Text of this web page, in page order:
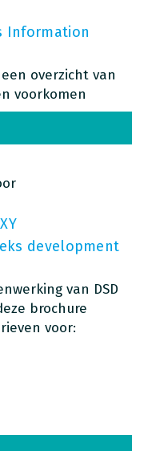
Information
overzicht van
voorkomen
development
van DSD
brochure
voor: